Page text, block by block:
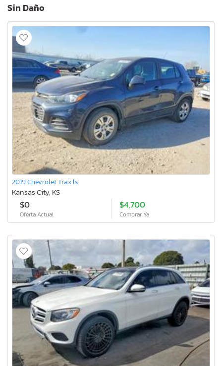
Sin Daño
2019 Chevrolet Trax ls
Kansas City, KS
$0
Oferta Actual
$4,700
Comprar Ya